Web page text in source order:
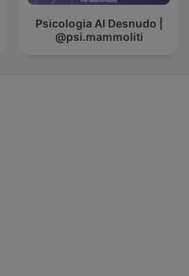
Psicologia Al Desnudo |
@psi.mammoliti